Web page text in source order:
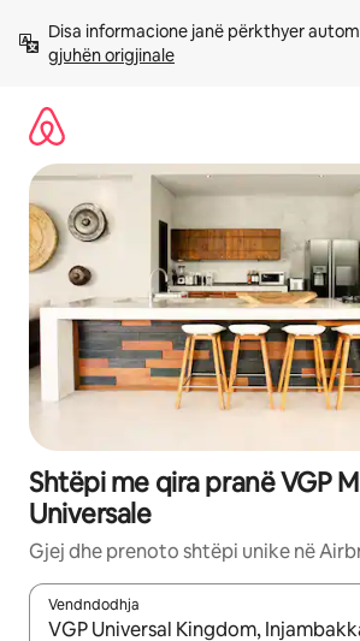
përmbajtja
Disa informacione janë përkthyer
gjuhën origjinale
Shtëpi me qira pranë VGP
Universale
Gjej dhe prenoto shtëpi unike në
Vendndodhja
Kur rezultatet të jenë të